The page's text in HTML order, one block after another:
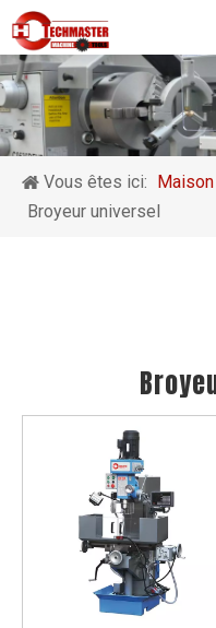
Vous êtes ici: Maison
Broyeur universel